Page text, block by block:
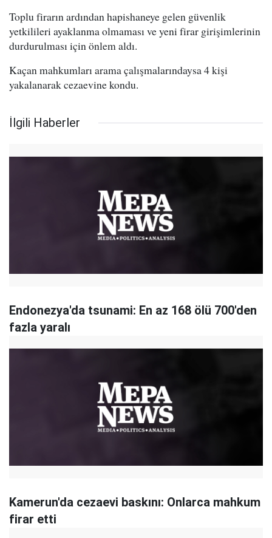
Toplu firarın ardından hapishaneye gelen güvenlik
yetkilileri ayaklanma olmaması ve yeni firar girişimlerinin
durdurulması için önlem aldı.
Kaçan mahkumları arama çalışmalarındaysa 4 kişi
yakalanarak cezaevine kondu.
İlgili Haberler
Endonezya'da tsunami: En az 168 ölü 700'den
fazla yaralı
Kamerun'da cezaevi baskını: Onlarca mahkum
firar etti